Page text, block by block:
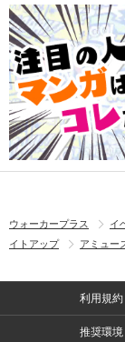
ウォーカープラス イ
イトアップ
アミュー
利用規約
推奨環境